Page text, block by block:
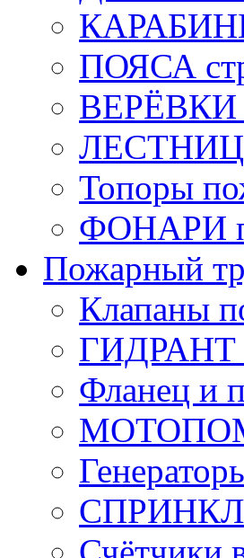
ПОЯСА
ВЕРЁВКИ
Топоры
ФОНАРИ
Пожарный
Клапаны
ГИДРАНТ
Фланец и